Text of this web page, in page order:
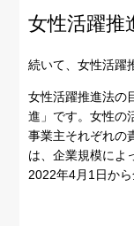
女性活躍推
続いて、女性活躍
女性活躍推進法の
進」です。女性の
事業主それぞれの
は、企業規模によ
2022年4月1日から